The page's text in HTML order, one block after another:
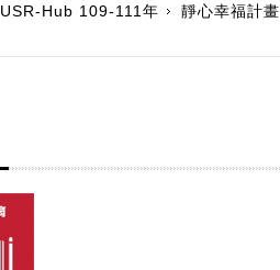
USR-Hub 109-111年 靜心幸福計畫